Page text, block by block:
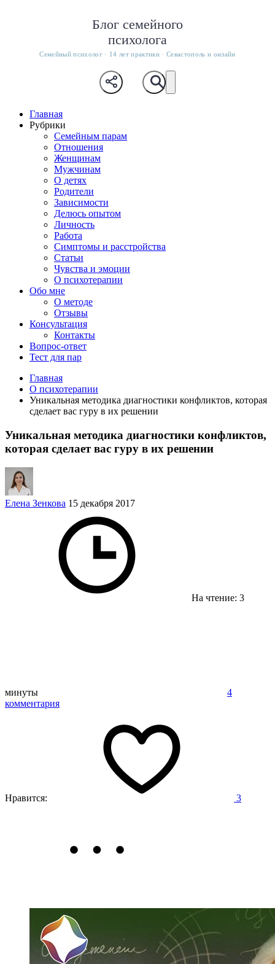
Блог семейного
психолога
Семейный психолог · 14 лет практики · Севастополь и онлайн
Главная
Рубрики
Семейным парам
Отношения
Женщинам
Мужчинам
О детях
Родители
Зависимости
Делюсь опытом
Личность
Работа
Симптомы и расстройства
Статьи
Чувства и эмоции
О психотерапии
Обо мне
О методе
Отзывы
Консультация
Контакты
Вопрос-ответ
Тест для пар
Главная
О психотерапии
Уникальная методика диагностики конфликтов, которая
сделает вас гуру в их решении
Уникальная методика диагностики конфликтов,
которая сделает вас гуру в их решении
Елена Зенкова 15 декабря 2017
На чтение: 3
минуты
4
комментария
Нравится: 3